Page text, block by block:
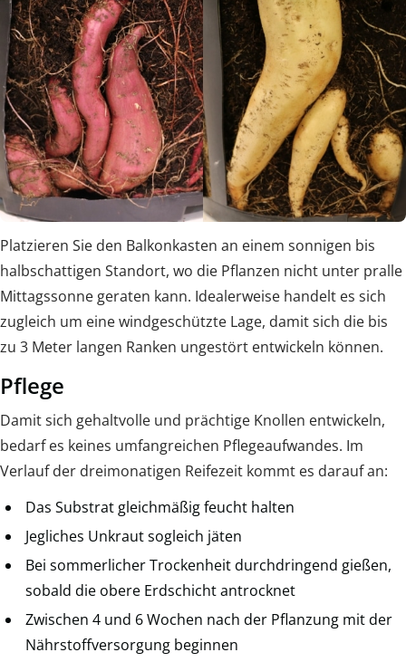
Platzieren Sie den Balkonkasten an einem sonnigen bis
halbschattigen Standort, wo die Pflanzen nicht unter pralle
Mittagssonne geraten kann. Idealerweise handelt es sich
zugleich um eine windgeschützte Lage, damit sich die bis
zu 3 Meter langen Ranken ungestört entwickeln können.
Pflege
Damit sich gehaltvolle und prächtige Knollen entwickeln,
bedarf es keines umfangreichen Pflegeaufwandes. Im
Verlauf der dreimonatigen Reifezeit kommt es darauf an:
Das Substrat gleichmäßig feucht halten
Jegliches Unkraut sogleich jäten
Bei sommerlicher Trockenheit durchdringend gießen,
sobald die obere Erdschicht antrocknet
Zwischen 4 und 6 Wochen nach der Pflanzung mit der
Nährstoffversorgung beginnen